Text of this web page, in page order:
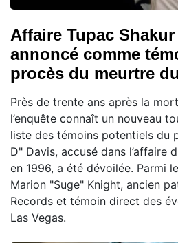
Affaire Tupac
annoncé comme
procès du meurtre
Près de trente ans après la
l’enquête connaît un nouveau
liste des témoins potentiels du
D" Davis, accusé dans l’affaire
en 1996, a été dévoilée. Parmi
Marion "Suge" Knight, ancien
Records et témoin direct des
Las Vegas.